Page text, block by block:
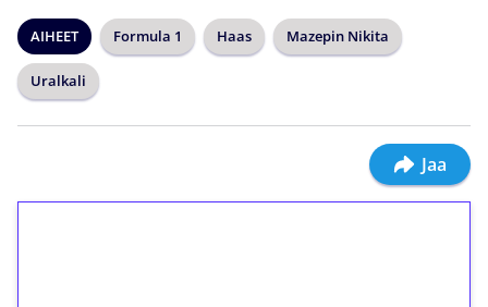
AIHEET Formula 1 Haas Mazepin Nikita
Uralkali
Jaa